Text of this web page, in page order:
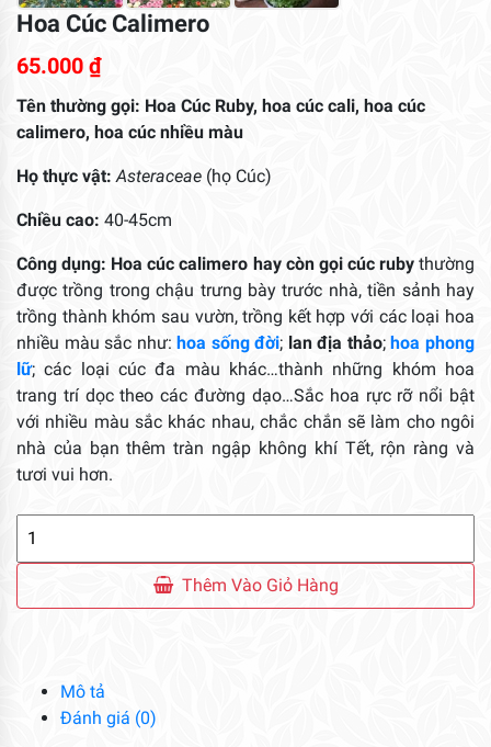
Hoa Cúc Calimero
65.000 ₫
Tên thường gọi: Hoa Cúc Ruby, hoa cúc cali, hoa cúc
calimero, hoa cúc nhiều màu
Họ thực vật: Asteraceae (họ Cúc)
Chiều cao: 40-45cm
Công dụng: Hoa cúc calimero hay còn gọi cúc rubythường
được trồng trong chậu trưng bày trước nhà, tiền sảnh hay
trồng thành khóm sau vườn, trồng kết hợp với các loại hoa
nhiều màu sắc như:hoa sống đời; lan địa thảo;hoa phong
lữ; các loại cúc đa màu khác…thành những khóm hoa
trang trí dọc theo các đường dạo…Sắc hoa rực rỡ nổi bật
với nhiều màu sắc khác nhau, chắc chắn sẽ làm cho ngôi
nhà của bạn thêm tràn ngập không khí Tết, rộn ràng và
tươi vui hơn.
số
Thêm Vào Giỏ Hàng
Mô tả
Đánh giá (0)